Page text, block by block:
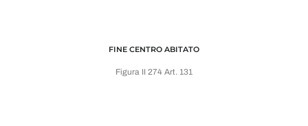
FINE CENTRO ABITATO
Figura II 274 Art. 131